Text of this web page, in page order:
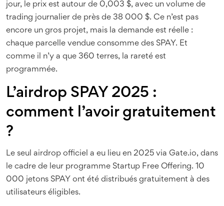
jour, le prix est autour de 0,003 $, avec un volume de
trading journalier de près de 38 000 $. Ce n’est pas
encore un gros projet, mais la demande est réelle :
chaque parcelle vendue consomme des SPAY. Et
comme il n’y a que 360 terres, la rareté est
programmée.
L’airdrop SPAY 2025 :
comment l’avoir gratuitement
?
Le seul airdrop officiel a eu lieu en 2025 via Gate.io, dans
le cadre de leur programme Startup Free Offering. 10
000 jetons SPAY ont été distribués gratuitement à des
utilisateurs éligibles.